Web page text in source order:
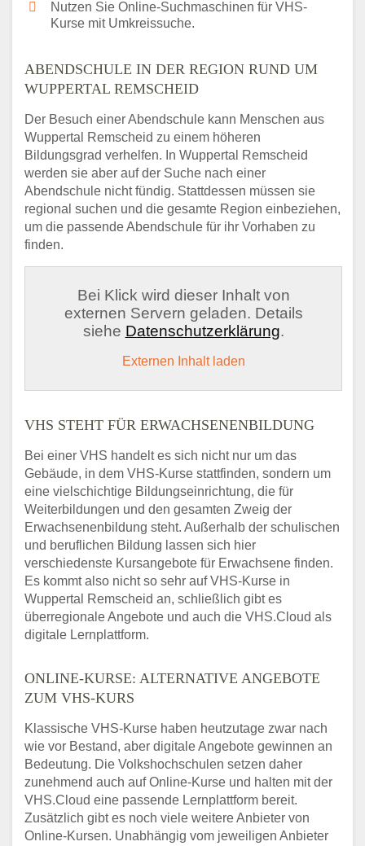
Nutzen Sie Online-Suchmaschinen für VHS-
Kurse mit Umkreissuche.
ABENDSCHULE IN DER REGION RUND UM
WUPPERTAL REMSCHEID
Der Besuch einer Abendschule kann Menschen aus
Wuppertal Remscheid zu einem höheren
Bildungsgrad verhelfen. In Wuppertal Remscheid
werden sie aber auf der Suche nach einer
Abendschule nicht fündig. Stattdessen müssen sie
regional suchen und die gesamte Region einbeziehen,
um die passende Abendschule für ihr Vorhaben zu
finden.
Bei Klick wird dieser Inhalt von
externen Servern geladen. Details
siehe Datenschutzerklärung.
Externen Inhalt laden
VHS STEHT FÜR ERWACHSENENBILDUNG
Bei einer VHS handelt es sich nicht nur um das
Gebäude, in dem VHS-Kurse stattfinden, sondern um
eine vielschichtige Bildungseinrichtung, die für
Weiterbildungen und den gesamten Zweig der
Erwachsenenbildung steht. Außerhalb der schulischen
und beruflichen Bildung lassen sich hier
verschiedenste Kursangebote für Erwachsene finden.
Es kommt also nicht so sehr auf VHS-Kurse in
Wuppertal Remscheid an, schließlich gibt es
überregionale Angebote und auch die VHS.Cloud als
digitale Lernplattform.
ONLINE-KURSE: ALTERNATIVE ANGEBOTE
ZUM VHS-KURS
Klassische VHS-Kurse haben heutzutage zwar nach
wie vor Bestand, aber digitale Angebote gewinnen an
Bedeutung. Die Volkshochschulen setzen daher
zunehmend auch auf Online-Kurse und halten mit der
VHS.Cloud eine passende Lernplattform bereit.
Zusätzlich gibt es noch viele weitere Anbieter von
Online-Kursen. Unabhängig vom jeweiligen Anbieter